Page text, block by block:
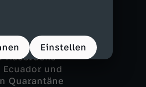
Einstellen
schlechte
Ausbruchs
und
Quarantäne